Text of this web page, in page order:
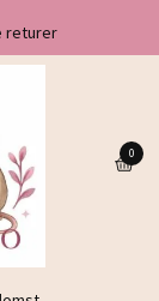
returer
0